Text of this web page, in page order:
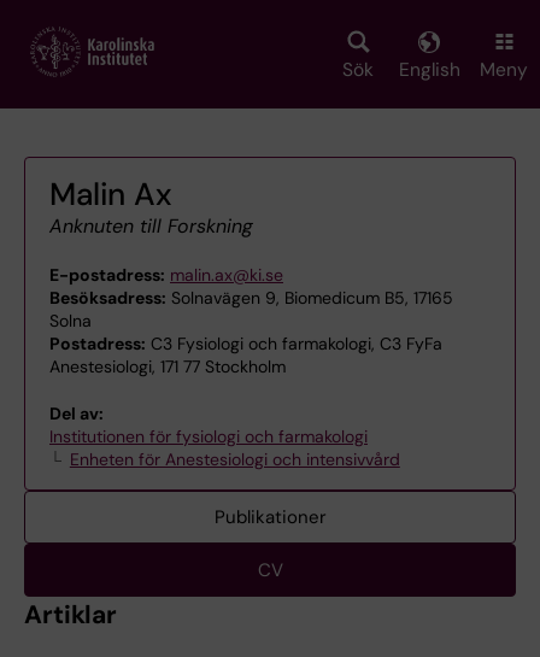
main
Sök English Meny
Malin Ax
Anknuten till Forskning
E-postadress: malin.ax@ki.se
Besöksadress: Solnavägen 9, Biomedicum B5, 17165
Solna
Postadress: C3 Fysiologi och farmakologi, C3 FyFa
Anestesiologi, 171 77 Stockholm
Del av:
Institutionen för fysiologi och farmakologi
Enheten för Anestesiologi och intensivvård
Publikationer
CV
Artiklar